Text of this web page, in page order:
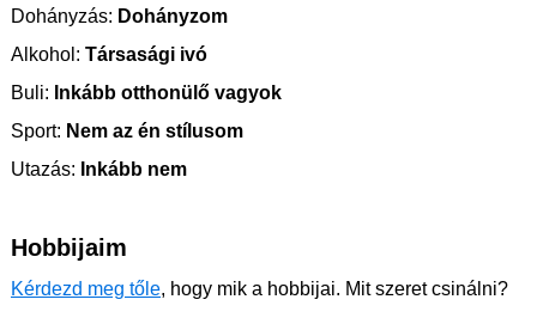
Dohányzás: Dohányzom
Alkohol: Társasági ivó
Buli: Inkább otthonülő vagyok
Sport: Nem az én stílusom
Utazás: Inkább nem
Hobbijaim
Kérdezd meg tőle, hogy mik a hobbijai. Mit szeret csinálni?